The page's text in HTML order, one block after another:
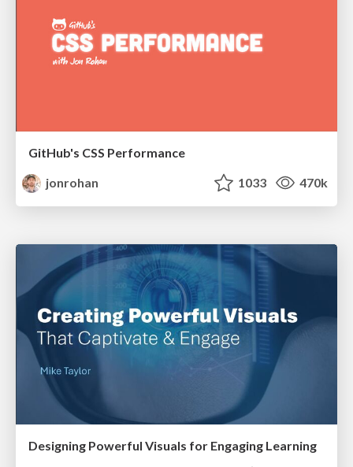
GitHub's CSS Performance
jonrohan
1033 470k
Designing Powerful Visuals for Engaging Learning